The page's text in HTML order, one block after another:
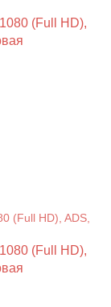
(Full HD),
(Full HD),